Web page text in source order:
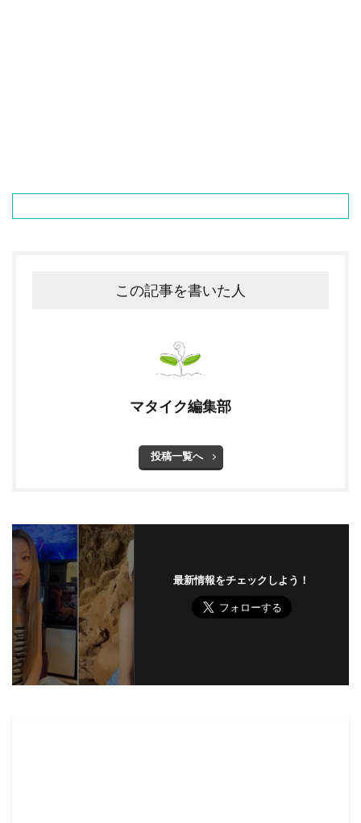
この記事を書いた人
マタイク編集部
投稿一覧へ
最新情報をチェックしよう！